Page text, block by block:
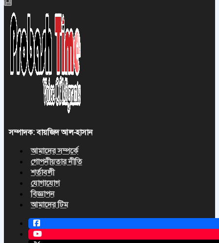
সম্পাদক: বায়জিদ আল-হাসান
আমাদের সম্পর্কে
গোপনীয়তার নীতি
শর্তাবলী
যোগাযোগ
বিজ্ঞাপন
আমাদের টিম